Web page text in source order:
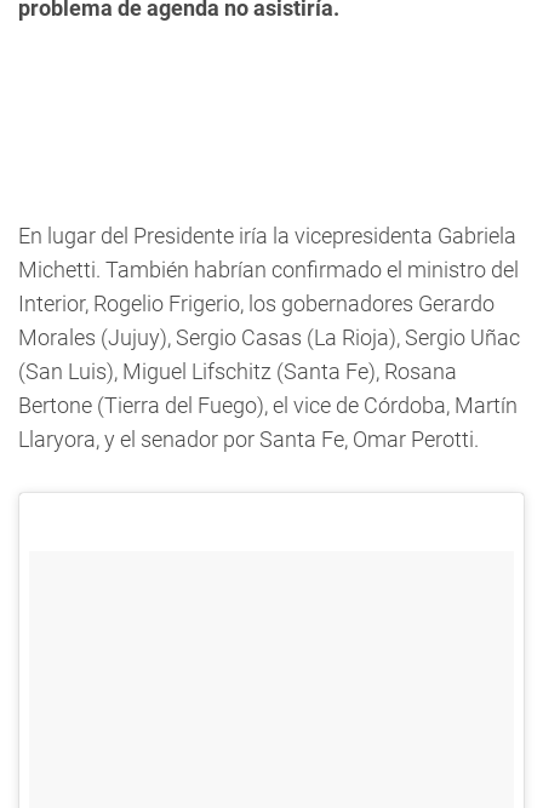
problema de agenda no asistiría.
En lugar del Presidente iría la vicepresidenta Gabriela
Michetti. También habrían confirmado el ministro del
Interior, Rogelio Frigerio, los gobernadores Gerardo
Morales (Jujuy), Sergio Casas (La Rioja), Sergio Uñac
(San Luis), Miguel Lifschitz (Santa Fe), Rosana
Bertone (Tierra del Fuego), el vice de Córdoba, Martín
Llaryora, y el senador por Santa Fe, Omar Perotti.